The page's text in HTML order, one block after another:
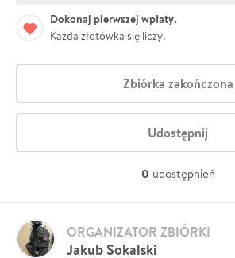
Dokonaj pierwszej wpłaty.
Każda złotówka się liczy.
Zbiórka zakończona
Udostępnij
0 udostępnień
Jakub Sokalski
ORGANIZATOR ZBIÓRKI